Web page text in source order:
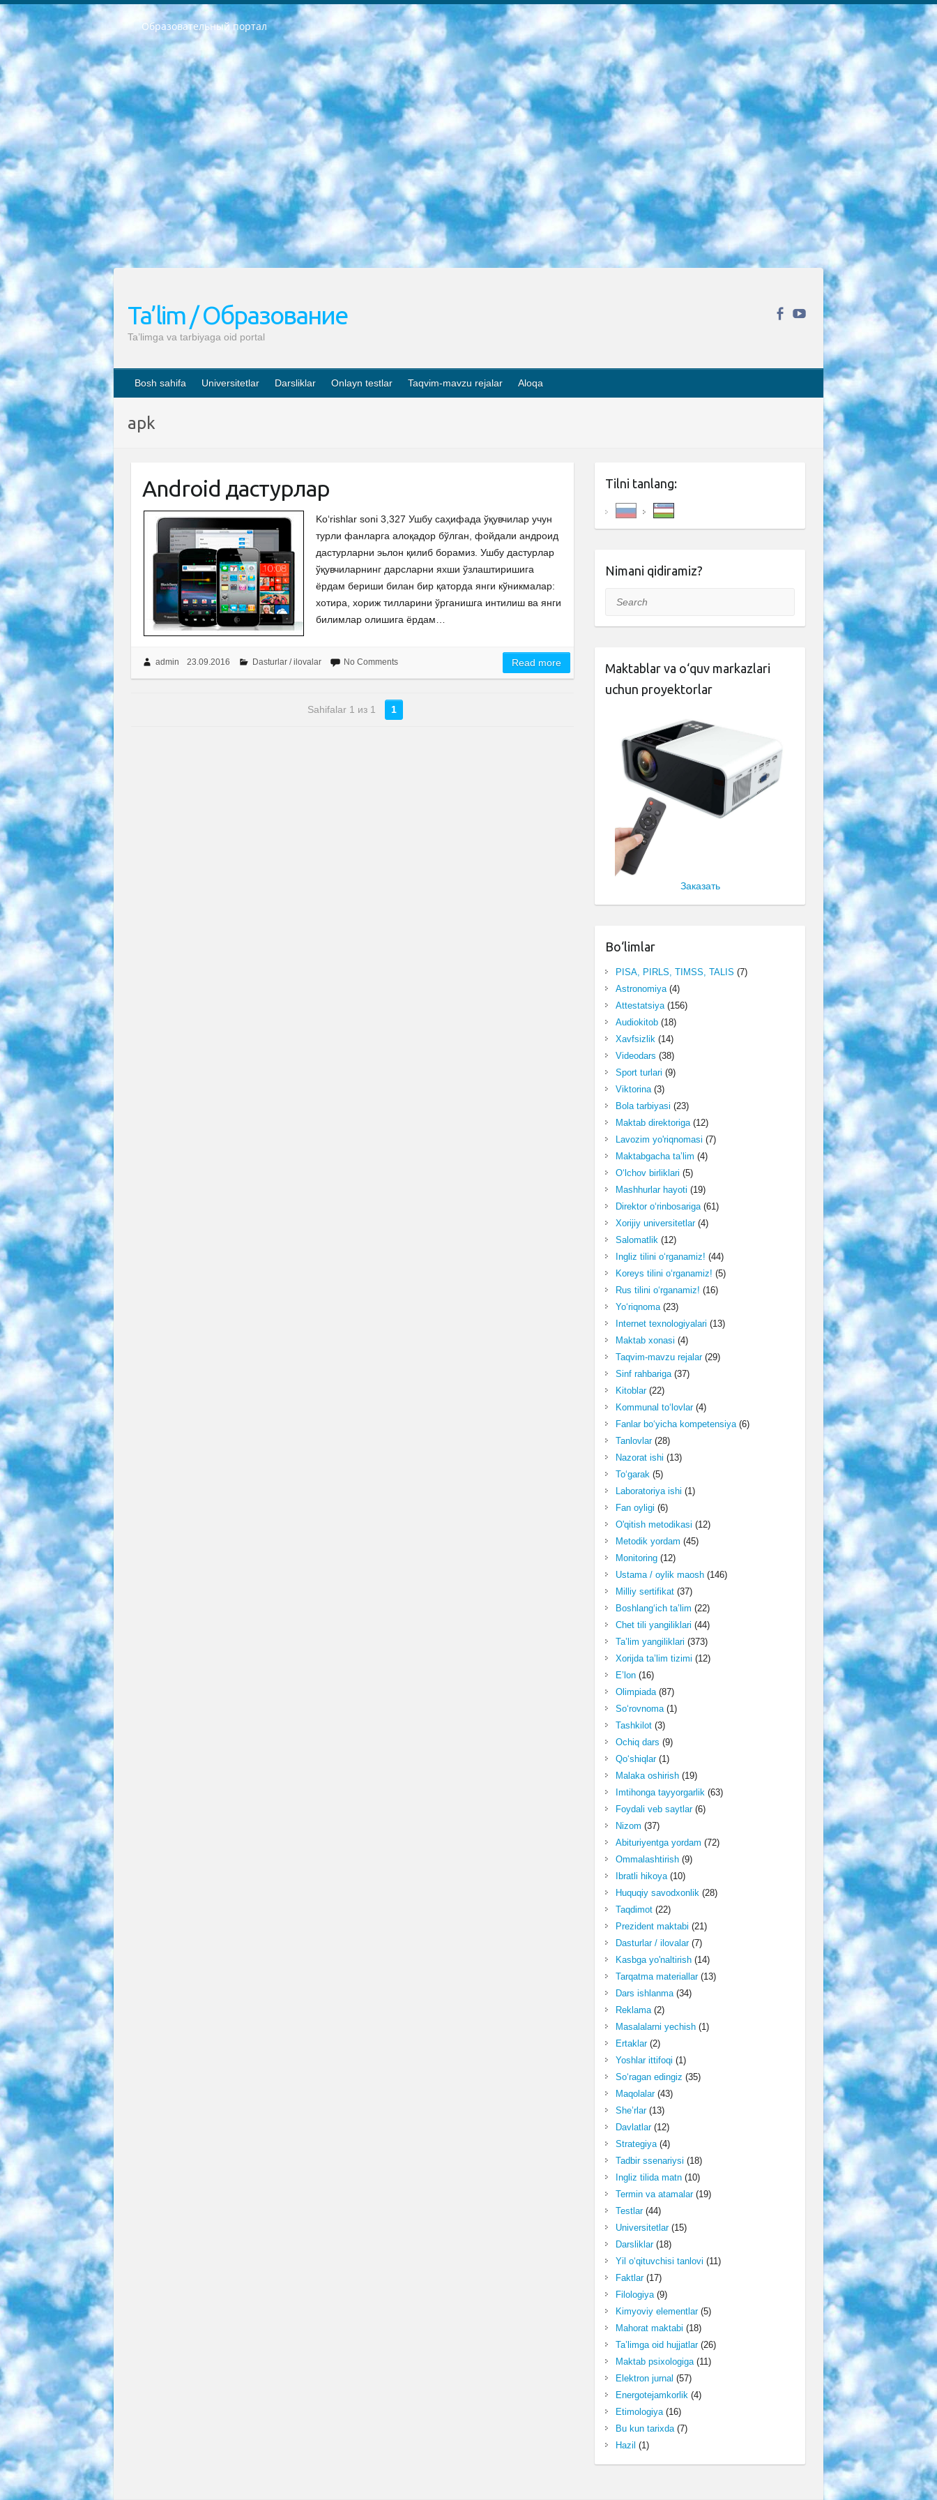
Образовательный портал
РЕСПУБЛИКА УЗБЕКИСТАН МИНИСТРЕРСТВО ДОШКОЛЬНОГО И ШКОЛЬНОГО ОБРАЗОВАНИЯ КОМАНДА в общеобразовательных учреждениях в 2023-2024 учебном году организация и проведение итоговой государственной аттестации обучающихся о Министра дошкольного и школьного образования Республики Узбекистан от 4 марта 2008 года (постановлением Минюста от 20 марта 2008 года № 1778 государственной регистрации) «Итоговое состояние учащихся общего среднего образования на основании положения об утверждении положения об аттестации общего среднего образования выпускной экзамен студентов в образовательных учреждениях в 2023-2024 учебном году В целях организации и прохождения аттестации приказываю: 1. Следующее: перечень предметов, по которым будет проводиться итоговая государственная аттестация и экзамен формы перевода согласно приложению 1; сертификаты международного образца, оценивающие уровень владения иностранными языками перечень согласно приложению 2; 2. Педагогический при специализированных образовательных учреждениях. научно-практический центр квалификации и международной оценки (Д.Давидова) 2024 г. До 25 марта: задания по предметам, по которым будет проводиться итоговая аттестация разработка и утверждение технических условий; итоговая аттестация на основании разработанного предметного задания разработка вопросов по предметам (устно и письменно), экзамен передача; общеобразовательные средние школы и специальные учебные заведения учащиеся выпускных классов школ и интернатов в агентской системе подготовка базы данных экзаменационных материалов и критериев оценки; перевод базы экзаменационных материалов на все языки обучения подать в Республиканский образовательный центр для изготовления; варианты экзаменов на основе разработанных контрольных материалов пусть будут поставлены задачи формирования. 3. Республиканский образовательный центр (Ш.Худайкулов) до 5 апреля 2024 года. до: база данных предоставленных экзаменационных материалов на все языки обучения перевод и экспертиза; для слепых, слабовидящих, глухих, слабослышащих и умственно отсталых детей учащиеся выпускных классов специализированных школ и школ-интернатов база данных экзаменационных материалов на всех преподаваемых языках подготовка критериев оценки; специализированные школы для умственно отсталых детей и технологии для учащихся выпускных классов школ-интернатов разработка соответствующих рекомендаций и критериев проведения ЕГЭ по естествознанию давать задания. 4. Педагогический при специализированных образовательных учреждениях. Научно-практический центр навыков и международной оценки (Д.Давидова), Республика образовательный центр (Худайкулов Ш.) итоговый государственный аттестационный экзамен ориентирован на творческое и логическое мышление при подготовке базы материалов учитывать введение заданий. 5. Следует отметить, что: сертификат государственного образца о знании общеобразовательного предмета и как минимум национальный уровень B1 по предметам на иностранных языках, указанным в Приложении 2. или международно признанный сертификат эквивалентного уровня студенты, изучающие определенный предмет, освобождаются от экзамена; по соответствующим предметам запланирована итоговая государственная аттестация за день до дня, путем жеребьевки Рабочей группой (в письменной форме по предметам, проводимым в форме) из числа сформированных вариантов выбрано 2 варианта; 2 выбранных варианта экзамена анонсированы на официальном сайте министерства и все выпускники по всей стране на основе этих вариантов проводит итоговую государственную аттестацию. 6. Государственное образование учащихся средних общеобразовательных учреждений. знания в соответствии с квалификационными требованиями, которые необходимо приобрести на основании стандартов итоговый (выпускной) контроль для 9 и 11 классов в целях тестирования Экзамены (далее – экзамены) состоят из предметов, перечисленных в приложении 1. будет сделано. 7. Экзамены пройдут с 26 мая по 15 июня 2024 г. (кроме науки физического воспитания). 8. Физическая для учащихся 9 классов общесредних образовательных учреждений. Экзамены по предмету «Образование, квалификация медицина» 1-6 мая 2024 года. сотрудники перевести под присмотр (с отклонениями в физическом или умственном развитии) специализированная школа для детей, школы-интернаты и со сколиозом школы-интернаты санаторного типа для больных детей исключены). 9. Он был слепым, слабовидящим и имел нарушения опорно-двигательного аппарата. экзамены в специализированных школах и интернатах для детей должны проводиться исходя из требований, предъявляемых к общеобразовательным учреждениям (физкультура кроме науки). 10. Специализированная школа для глухих и слабослышащих детей. и экзамены в интернатах и быть реализован в виде письменного теста по математике. 11. Специальность для умственно отсталых детей. Для 9 класса Родной язык и литературное письмо Государственный язык (язык обучения – узбекский). для неклассов) написано Математическое письмо Письменная/устная история Узбекистана Физическое воспитание практично Итоговый контроль Для 11 класса Написание родного языка и литературы (эссе) Математическое письмо Узбекский язык (обучение на узбекском языке) не посещающее общее среднее образование для учреждений)/Образовательное учреждение выбор письменный и устный Иностранный язык письменный/устный Письменная/устная история Узбекистана *По выбору студента:  Химия  Физика  Основы государственного права  География 10 бесплатных образовательных ресурсов - Мы составили подборку онлайн-проектов с интерактивными упражнениями, видеолекциями и статьями. Они помогут вам обрести новые и освежить старые знания бесплатно. 1. «ИНТУИТ» Старейшая образовательная площадка Рунета. Здесь вы найдёте сотни текстовых и видеокурсов на десятки различных тем — от программирования до психологии. Многие курсы подготовлены российскими университетами и крупными международными компаниями вроде Intel и Microsoft. Самостоятельное обучение бесплатное, но желающие могут оплатить услуги персональных наставников. 2. «Смартия» знакомит с актуальными профессиями и подсказывает, как им обучаться. Выбрав заинтересовавшую вас специальность — SMM-специалист, фотограф, веб-дизайнер или другую, — увидите список необходимых для неё умений. Чтобы вы могли освоить их самостоятельно, для каждого умения площадка отображает подборку ссылок на учебные материалы. Хотя «Смартия» ориентируется на русскоязычную аудиторию, часть контента всё же доступна только на английском. 3. «Лекторий Физтеха» Проект Московского физико-технического института (Физтеха). С его помощью вы можете смотреть онлайн серии лекций, записанные на видео в этом вузе. В числе доступных предметов — физика, биология, химия, информационные технологии и другие. К некоторым лекциям администрация ресурса прилагает готовые конспекты, которые можно скачивать в PDF-формате. 4. ITMOcourses Онлайн-площадка Санкт-Петербургского национального исследовательского университета информационных технологий, механики и оптики (ИТМО). Ресурс предоставляет свободный доступ к курсам, разработанным в этом вузе. Каталог материалов разбит на четыре категории: «Оптические системы и технологии», «Приборостроение и робототехника», «Информационные технологии» и «Биотехнологии». Курсы состоят из видеолекций, интерактивных демонстраций и заданий. 5. «КиберЛенинка» Электронная научная библиотека открытого доступа. Каталог площадки регулярно обрастает текстами статей из различных научных изданий. Сгруппированные по журналам и рубрикам публикации можно читать онлайн или скачивать целиком в PDF-формате. Проект нацелен на популяризацию науки за счёт открытого доступа к качественной информации. 6. «ПостНаука» На этом ресурсе публикуют подборки видеолекций, составленные экспертами из разных отраслей и объединённые общими темами. Среди них, к примеру, есть серии «Биоинформатика и геномика», «Культура средневековой Скандинавии» и Cinema Studies о теории кино. Каждая подборка лекций — логически связанная история, рассказанная экспертом от первого лица. Кроме того, на сайте появляются научно-образовательные статьи и тесты на разные темы. 7. «Newочём» Команда проекта «Newочём» отбирает самые интересные тексты из англоязычных СМИ и переводит те из них, за которые голосуют участники сообщества «ВКонтакте». По большей части это научно-популярные статьи. Редакторы придумывают лишь заголовки, в остальном содержание переводов соответствует оригиналам. Полные тексты можно читать прямо в социальной сети. 8. InternetUrok Онлайн-база материалов по основным дисциплинам школьной программы. Информация на сайте структурирована по классам, предметам и темам (урокам). Каждый урок состоит из видеолекций и конспектов. Есть также интерактивные тренажёры и тесты для закрепления пройденного материала. Даже если вы давно окончили школу, возможность повторить программу старших классов всегда может пригодиться. 9. Edutainme Ещё один ресурс об образовании. В отличие от Newtonew, как мне кажется, Edutainme больше ориентируется на представителей индустрии: педагогов, предпринимателей, разработчиков образовательных проектов. Но и любой, кто просто стремится к саморазвитию, найдёт на сайте много полезного и интересного для себя. Например, информацию о новых курсах и образовательных сервисах. 10. Newtonew Онлайн-медиа об образовании и обучении в широком смысле. Авторы Newtonew пишут об инструментах, заведениях, тактиках и стратегиях, которые помогают учить других и получать новые знания самостоятельно. На этой площадке вы найдёте новости, обзоры, аналитические мат
Ta’lim / Образование
Ta’limga va tarbiyaga oid portal
Bosh sahifa Universitetlar Darsliklar Onlayn testlar Taqvim-mavzu rejalar Aloqa
apk
Android дастурлар
Ko‘rishlar soni 3,327 Ушбу саҳифада ўқувчилар учун
турли фанларга алоқадор бўлган, фойдали андроид
дастурларни эьлон қилиб борамиз. Ушбу дастурлар
ўқувчиларнинг дарсларни яхши ўзлаштиришига
ёрдам бериши билан бир қаторда янги кўникмалар:
хотира, хориж тилларини ўрганишга интилиш ва янги
билимлар олишига ёрдам…
admin 23.09.2016 Dasturlar / ilovalar No Comments Read more
Sahifalar 1 из 1 1
Tilni tanlang:
Nimani qidiramiz?
Search
Maktablar va o‘quv markazlari
uchun proyektorlar
Заказать
Bo‘limlar
PISA, PIRLS, TIMSS, TALIS (7)
Astronomiya(4)
Attestatsiya(156)
Audiokitob(18)
Xavfsizlik(14)
Videodars (38)
Sport turlari (9)
Viktorina(3)
Bola tarbiyasi (23)
Maktab direktoriga(12)
Lavozim yo'riqnomasi (7)
Maktabgacha ta’lim (4)
O‘lchov birliklari (5)
Mashhurlar hayoti (19)
Direktor o‘rinbosariga(61)
Xorijiy universitetlar(4)
Salomatlik(12)
Ingliz tilini o‘rganamiz! (44)
Koreys tilini o‘rganamiz! (5)
Rus tilini o‘rganamiz! (16)
Yo‘riqnoma(23)
Internet texnologiyalari (13)
Maktab xonasi (4)
Taqvim-mavzu rejalar(29)
Sinf rahbariga(37)
Kitoblar(22)
Kommunal to‘lovlar(4)
Fanlar bo‘yicha kompetensiya(6)
Tanlovlar(28)
Nazorat ishi (13)
To‘garak(5)
Laboratoriya ishi (1)
Fan oyligi (6)
O'qitish metodikasi (12)
Metodik yordam (45)
Monitoring(12)
Ustama / oylik maosh(146)
Milliy sertifikat(37)
Boshlang‘ich ta’lim (22)
Chet tili yangiliklari (44)
Ta’lim yangiliklari (373)
Xorijda ta’lim tizimi (12)
E’lon(16)
Olimpiada(87)
So‘rovnoma(1)
Tashkilot(3)
Ochiq dars (9)
Qo‘shiqlar(1)
Malaka oshirish(19)
Imtihonga tayyorgarlik(63)
Foydali veb saytlar(6)
Nizom (37)
Abituriyentga yordam (72)
Ommalashtirish(9)
Ibratli hikoya(10)
Huquqiy savodxonlik(28)
Taqdimot(22)
Prezident maktabi (21)
Dasturlar / ilovalar(7)
Kasbga yo'naltirish(14)
Tarqatma materiallar(13)
Dars ishlanma(34)
Reklama(2)
Masalalarni yechish(1)
Ertaklar(2)
Yoshlar ittifoqi (1)
So‘ragan edingiz (35)
Maqolalar(43)
She’rlar(13)
Davlatlar(12)
Strategiya(4)
Tadbir ssenariysi (18)
Ingliz tilida matn(10)
Termin va atamalar(19)
Testlar(44)
Universitetlar(15)
Darsliklar(18)
Yil o‘qituvchisi tanlovi (11)
Faktlar(17)
Filologiya(9)
Kimyoviy elementlar(5)
Mahorat maktabi (18)
Ta’limga oid hujjatlar(26)
Maktab psixologiga(11)
Elektron jurnal (57)
Energotejamkorlik(4)
Etimologiya(16)
Bu kun tarixda(7)
Hazil (1)